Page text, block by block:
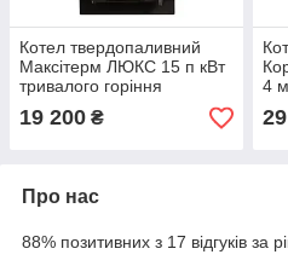
Котел твердопаливний
Максітерм ЛЮКС 15 п кВт
тривалого горіння
19 200 ₴
4
Про нас
88% позитивних з 17 відгуків за